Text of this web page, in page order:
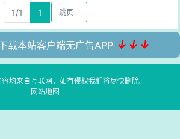
1/1 1
载本站客户端无广告APP ↓↓↓
均来自互联网，如有侵权我们将尽快删除。
网站地图